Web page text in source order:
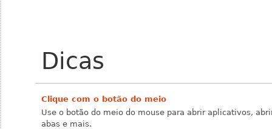
Dicas
Clique com o botão do meio
Use o botão do meio do mouse para abrir aplicativos,
abas e mais.